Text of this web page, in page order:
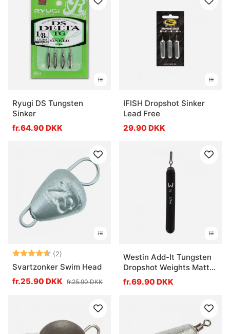
Ryugi DS Tungsten
Sinker
fr.64.90 DKK
IFISH Dropshot Sinker
Lead Free
29.90 DKK
Vurdering: (2)
4.5 ud af 5 stjerner
Svartzonker Swim Head
fr.25.90 DKK fr.25.90 DKK
Westin Add-It Tungsten
Dropshot Weights Matte
Black
fr.69.90 DKK